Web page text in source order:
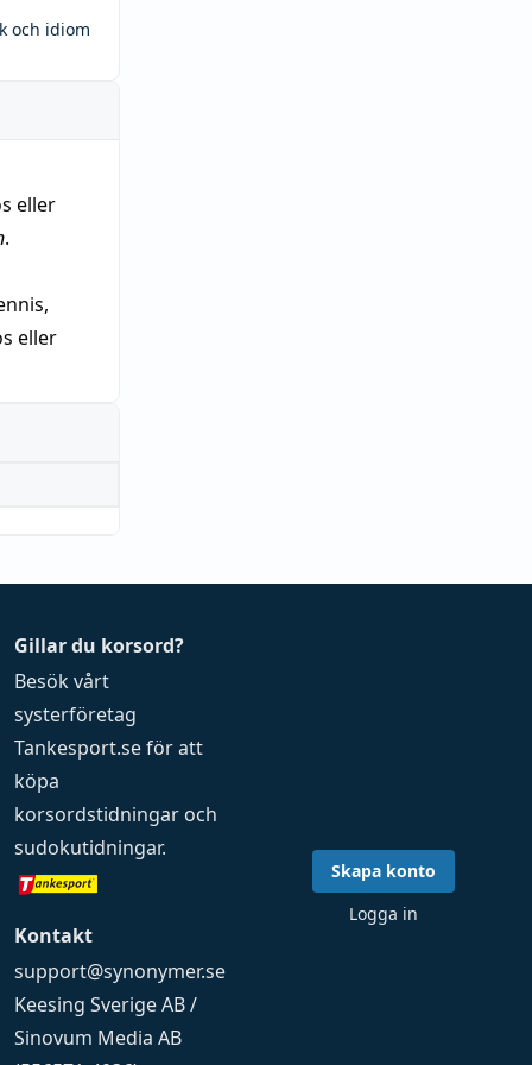
och idiom
eller
.
eller
Gillar du korsord?
Besök vårt
systerföretag
Tankesport.seför att
köpa
korsordstidningar och
sudokutidningar.
Kontakt
support@synonymer.se
Keesing Sverige AB /
Sinovum Media AB
Skapa konto
Logga in